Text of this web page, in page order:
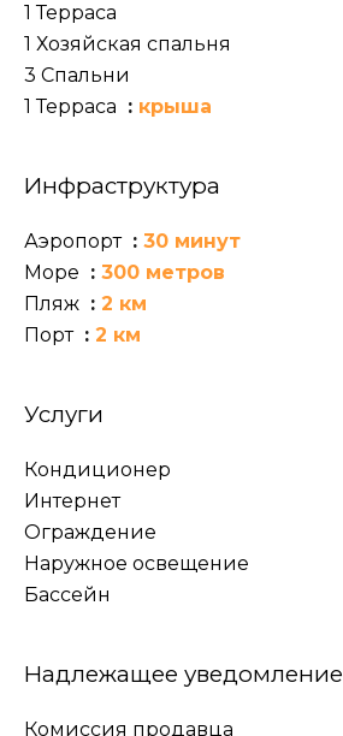
1 Терраса
1 Хозяйская спальня
3 Спальни
1 Терраса
крыша
Инфраструктура
Аэропорт
30 минут
Море
300 метров
Пляж
2 км
Порт
2 км
Услуги
Кондиционер
Интернет
Ограждение
Наружное освещение
Бассейн
Надлежащее уведомление
Комиссия продавца